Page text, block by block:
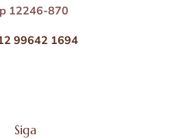
12246-870
99642 1694
Siga